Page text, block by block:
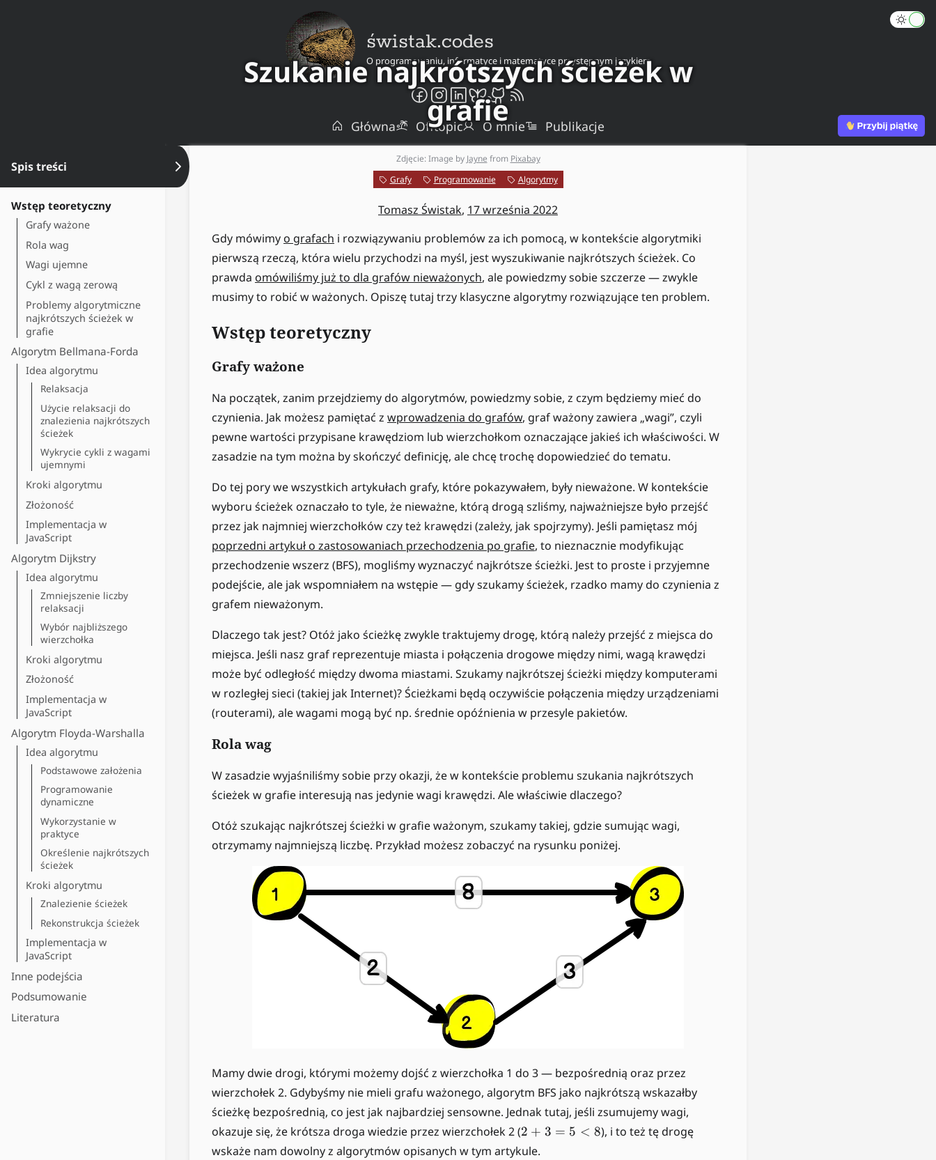
świstak.codes
O programowaniu, informatyce i matematyce przystępnym językiem
Główna Offtopic O mnie Publikacje
Szukanie najkrótszych ścieżek w
grafie
Zdjęcie: Image by Jayne from Pixabay
Spis treści
Wstęp teoretyczny
Grafy ważone
Rola wag
Wagi ujemne
Cykl z wagą zerową
Problemy algorytmiczne
najkrótszych ścieżek w
grafie
Algorytm Bellmana-Forda
Idea algorytmu
Relaksacja
Użycie relaksacji do
znalezienia najkrótszych
ścieżek
Wykrycie cykli z wagami
ujemnymi
Kroki algorytmu
Złożoność
Implementacja w
JavaScript
Algorytm Dijkstry
Idea algorytmu
Zmniejszenie liczby
relaksacji
Wybór najbliższego
wierzchołka
Kroki algorytmu
Złożoność
Implementacja w
JavaScript
Algorytm Floyda-Warshalla
Idea algorytmu
Podstawowe założenia
Programowanie
dynamiczne
Wykorzystanie w
praktyce
Określenie najkrótszych
ścieżek
Kroki algorytmu
Znalezienie ścieżek
Rekonstrukcja ścieżek
Implementacja w
JavaScript
Inne podejścia
Podsumowanie
Literatura
Ukryj spis treści Grafy Programowanie Algorytmy
Tomasz Świstak, 17 września 2022
Gdy mówimyo grafach i rozwiązywaniu problemów za ich pomocą, w kontekście algorytmiki
pierwszą rzeczą, która wielu przychodzi na myśl, jest wyszukiwanie najkrótszych ścieżek. Co
prawda omówiliśmy już to dla grafów nieważonych, ale powiedzmy sobie szczerze — zwykle
musimy to robić w ważonych. Opiszę tutaj trzy klasyczne algorytmy rozwiązujące ten problem.
Wstęp teoretyczny
Grafy ważone
Na początek, zanim przejdziemy do algorytmów, powiedzmy sobie, z czym będziemy mieć do
czynienia. Jak możesz pamiętać z wprowadzenia do grafów, graf ważony zawiera „wagi”, czyli
pewne wartości przypisane krawędziom lub wierzchołkom oznaczające jakieś ich właściwości. W
zasadzie na tym można by skończyć definicję, ale chcę trochę dopowiedzieć do tematu.
Do tej pory we wszystkich artykułach grafy, które pokazywałem, były nieważone. W kontekście
wyboru ścieżek oznaczało to tyle, że nieważne, którą drogą szliśmy, najważniejsze było przejść
przez jak najmniej wierzchołków czy też krawędzi (zależy, jak spojrzymy). Jeśli pamiętasz mój
poprzedni artykuł o zastosowaniach przechodzenia po grafie, to nieznacznie modyfikując
przechodzenie wszerz (BFS), mogliśmy wyznaczyć najkrótsze ścieżki. Jest to proste i przyjemne
podejście, ale jak wspomniałem na wstępie — gdy szukamy ścieżek, rzadko mamy do czynienia z
grafem nieważonym.
Dlaczego tak jest? Otóż jako ścieżkę zwykle traktujemy drogę, którą należy przejść z miejsca do
miejsca. Jeśli nasz graf reprezentuje miasta i połączenia drogowe między nimi, wagą krawędzi
może być odległość między dwoma miastami. Szukamy najkrótszej ścieżki między komputerami
w rozległej sieci (takiej jak Internet)? Ścieżkami będą oczywiście połączenia między urządzeniami
(routerami), ale wagami mogą być np. średnie opóźnienia w przesyle pakietów.
Rola wag
W zasadzie wyjaśniliśmy sobie przy okazji, że w kontekście problemu szukania najkrótszych
ścieżek w grafie interesują nas jedynie wagi krawędzi. Ale właściwie dlaczego?
Otóż szukając najkrótszej ścieżki w grafie ważonym, szukamy takiej, gdzie sumując wagi,
otrzymamy najmniejszą liczbę. Przykład możesz zobaczyć na rysunku poniżej.
Mamy dwie drogi, którymi możemy dojść z wierzchołka 1 do 3 — bezpośrednią oraz przez
wierzchołek 2. Gdybyśmy nie mieli grafu ważonego, algorytm BFS jako najkrótszą wskazałby
ścieżkę bezpośrednią, co jest jak najbardziej sensowne. Jednak tutaj, jeśli zsumujemy wagi,
okazuje się, że krótsza droga wiedzie przez wierzchołek 2 (2
+
2 + 3 = 5 < 8), i to też tę drogę
wskaże nam dowolny z algorytmów opisanych w tym artykule.